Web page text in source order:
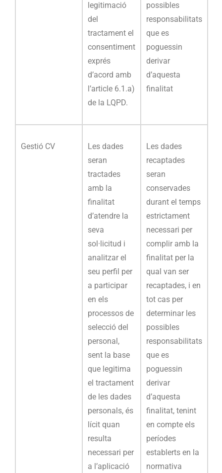
legitimació
del
tractament el
consentiment
exprés
d’acord amb
l’article 6.1.a)
de la LQPD.
possibles
responsabilitats
que es
poguessin
derivar
d’aquesta
finalitat
Gestió CV
Les dades
seran
tractades
amb la
finalitat
d’atendre la
seva
sol·licitud i
analitzar el
seu perfil per
a participar
en els
processos de
selecció del
personal,
sent la base
que legitima
el tractament
de les dades
personals, és
lícit quan
resulta
necessari per
a l’aplicació
Les dades
recaptades
seran
conservades
durant el temps
estrictament
necessari per
complir amb la
finalitat per la
qual van ser
recaptades, i en
tot cas per
determinar les
possibles
responsabilitats
que es
poguessin
derivar
d’aquesta
finalitat, tenint
en compte els
períodes
establerts en la
normativa